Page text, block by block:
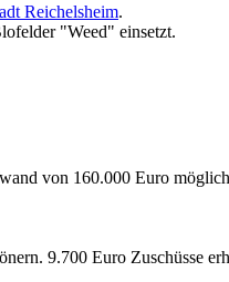
Reichelsheim.
"Weed" einsetzt.
von 160.000 Euro
9.700 Euro Zuschüsse